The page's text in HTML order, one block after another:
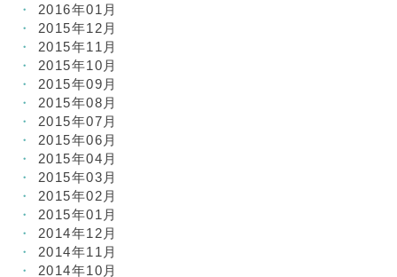
2016年01月
2015年12月
2015年11月
2015年10月
2015年09月
2015年08月
2015年07月
2015年06月
2015年04月
2015年03月
2015年02月
2015年01月
2014年12月
2014年11月
2014年10月